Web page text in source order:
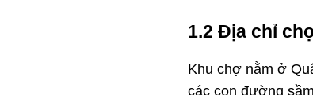
1.2 Địa chỉ
Khu chợ nằm ở
các con đường